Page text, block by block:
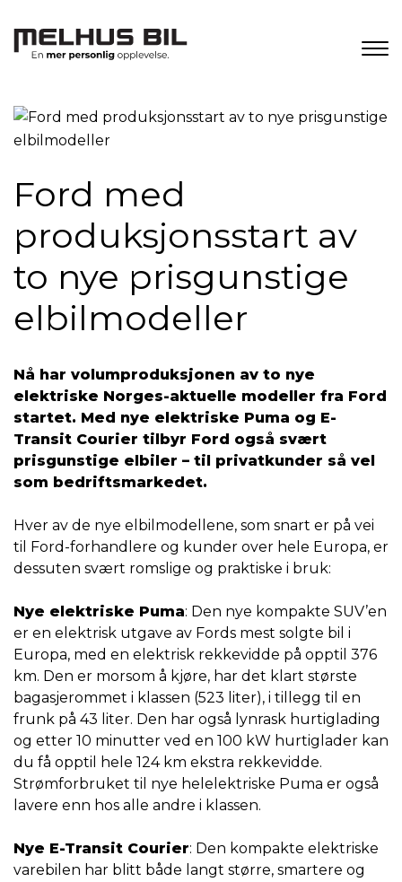
Ford med
produksjonsstart av
to nye prisgunstige
elbilmodeller
Nå har volumproduksjonen av to nye
elektriske Norges-aktuelle modeller fra Ford
startet. Med nye elektriske Puma og E-
Transit Courier tilbyr Ford også svært
prisgunstige elbiler – til privatkunder så vel
som bedriftsmarkedet.
Hver av de nye elbilmodellene, som snart er på vei
til Ford-forhandlere og kunder over hele Europa, er
dessuten svært romslige og praktiske i bruk:
Nye elektriske Puma: Den nye kompakte SUV’en
er en elektrisk utgave av Fords mest solgte bil i
Europa, med en elektrisk rekkevidde på opptil 376
km. Den er morsom å kjøre, har det klart største
bagasjerommet i klassen (523 liter), i tillegg til en
frunk på 43 liter. Den har også lynrask hurtiglading
og etter 10 minutter ved en 100 kW hurtiglader kan
du få opptil hele 124 km ekstra rekkevidde.
Strømforbruket til nye helelektriske Puma er også
lavere enn hos alle andre i klassen.
Nye E-Transit Courier: Den kompakte elektriske
varebilen har blitt både langt større, smartere og